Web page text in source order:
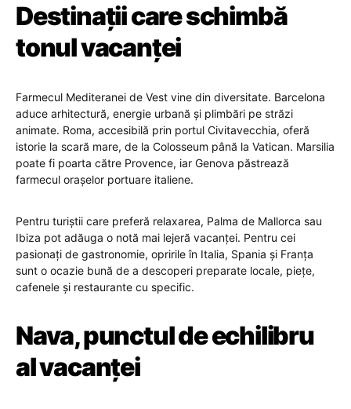
Destinații care schimbă
tonul vacanței
Farmecul Mediteranei de Vest vine din diversitate. Barcelona
aduce arhitectură, energie urbană și plimbări pe străzi
animate. Roma, accesibilă prin portul Civitavecchia, oferă
istorie la scară mare, de la Colosseum până la Vatican. Marsilia
poate fi poarta către Provence, iar Genova păstrează
farmecul orașelor portuare italiene.
Pentru turiștii care preferă relaxarea, Palma de Mallorca sau
Ibiza pot adăuga o notă mai lejeră vacanței. Pentru cei
pasionați de gastronomie, opririle în Italia, Spania și Franța
sunt o ocazie bună de a descoperi preparate locale, piețe,
cafenele și restaurante cu specific.
Nava, punctul de echilibru
al vacanței